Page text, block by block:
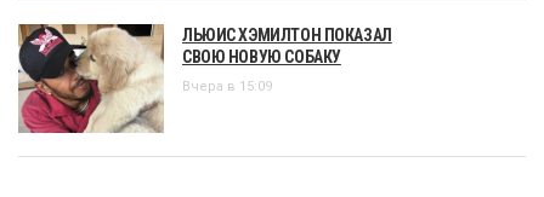
ЛЬЮИС ХЭМИЛТОН ПОКАЗАЛ
СВОЮ НОВУЮ СОБАКУ
Вчера в 15:09